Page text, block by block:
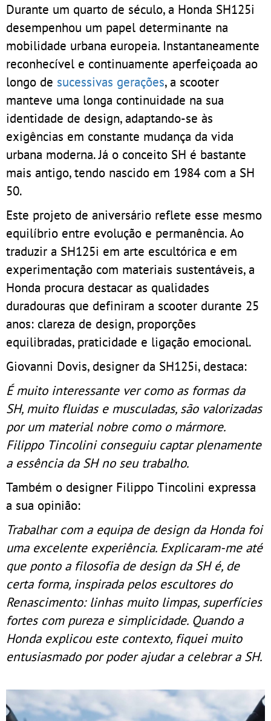
Durante um quarto de século, a Honda SH125i
desempenhou um papel determinante na
mobilidade urbana europeia. Instantaneamente
reconhecível e continuamente aperfeiçoada ao
longo de sucessivas gerações, a scooter
manteve uma longa continuidade na sua
identidade de design, adaptando-se às
exigências em constante mudança da vida
urbana moderna. Já o conceito SH é bastante
mais antigo, tendo nascido em 1984 com a SH
50.
Este projeto de aniversário reflete esse mesmo
equilíbrio entre evolução e permanência. Ao
traduzir a SH125i em arte escultórica e em
experimentação com materiais sustentáveis, a
Honda procura destacar as qualidades
duradouras que definiram a scooter durante 25
anos: clareza de design, proporções
equilibradas, praticidade e ligação emocional.
Giovanni Dovis, designer da SH125i, destaca:
É muito interessante ver como as formas da
SH, muito fluidas e musculadas, são valorizadas
por um material nobre como o mármore.
Filippo Tincolini conseguiu captar plenamente
a essência da SH no seu trabalho.
Também o designer Filippo Tincolini expressa
a sua opinião:
Trabalhar com a equipa de design da Honda foi
uma excelente experiência. Explicaram-me até
que ponto a filosofia de design da SH é, de
certa forma, inspirada pelos escultores do
Renascimento: linhas muito limpas, superfícies
fortes com pureza e simplicidade. Quando a
Honda explicou este contexto, fiquei muito
entusiasmado por poder ajudar a celebrar a SH.